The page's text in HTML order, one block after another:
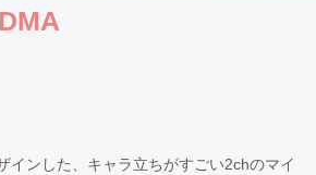
インした、キャラ立ちがすごい2chのマイ